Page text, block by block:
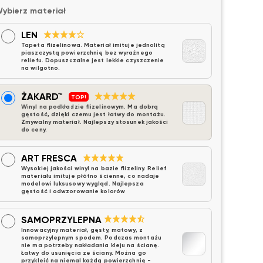
materiał
LEN
Tapeta flizelinowa. Materiał imituje jednolitą
piaszczystą powierzchnię bez wyraźnego
reliefu. Dopuszczalne jest lekkie czyszczenie
na wilgotno.
ŻAKARD™
TOP!
Winyl na podkładzie flizelinowym. Ma dobrą
gęstość, dzięki czemu jest łatwy do montażu.
Zmywalny materiał. Najlepszy stosunek jakości
do ceny.
ART FRESCA
Wysokiej jakości winyl na bazie flizeliny. Relief
materiału imituje płótno ścienne, co nadaje
modelowi luksusowy wygląd. Najlepsza
gęstość i odwzorowanie kolorów
SAMOPRZYLEPNA
Innowacyjny materiał, gęsty, matowy, z
samoprzylepnym spodem. Podczas montażu
nie ma potrzeby nakładania kleju na ścianę.
Łatwy do usunięcia ze ściany. Można go
przykleić na niemal każdą powierzchnię -